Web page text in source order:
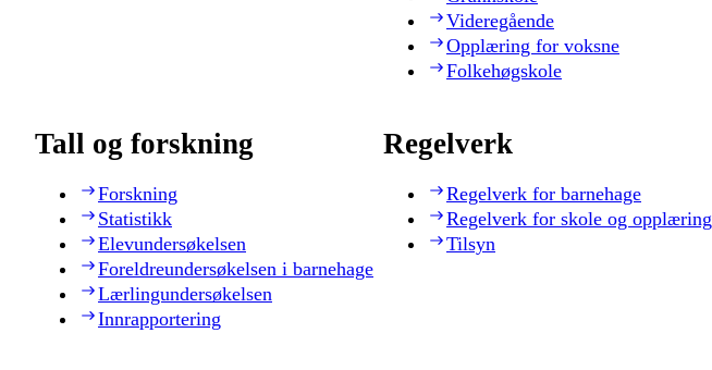
Videregående
Opplæring for voksne
Folkehøgskole
Tall og forskning
Forskning
Statistikk
Elevundersøkelsen
Foreldreundersøkelsen i barnehage
Lærlingundersøkelsen
Innrapportering
Regelverk
Regelverk for barnehage
Regelverk for skole og opplæring
Tilsyn